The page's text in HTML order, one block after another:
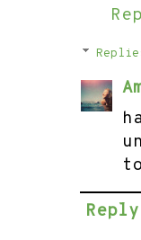
Reply